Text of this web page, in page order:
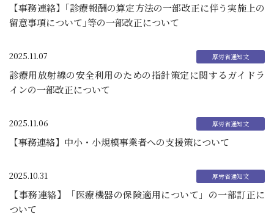
【事務連絡】｢診療報酬の算定方法の一部改正に伴う実施上の
留意事項について｣等の一部改正について
2025.11.07
診療用放射線の安全利用のための指針策定に関するガイドラ
インの一部改正について
2025.11.06
【事務連絡】中小・小規模事業者への支援策について
2025.10.31
【事務連絡】「医療機器の保険適用について」の一部訂正に
ついて